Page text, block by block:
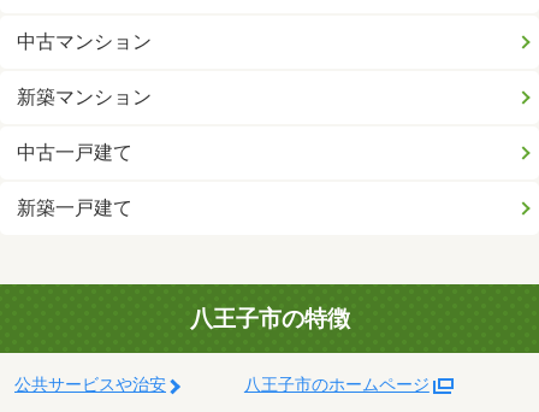
中古マンション
新築マンション
中古一戸建て
新築一戸建て
八王子市の特徴
公共サービスや治安 八王子市のホームページ